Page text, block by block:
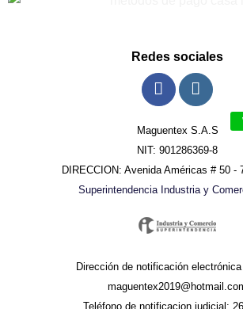
Redes sociales
Maguentex S.A.S
NIT: 901286369-8
DIRECCION: Avenida Américas # 50 -
Superintendencia Industria y
Dirección de notificación
Teléfono de notificacion judicial: